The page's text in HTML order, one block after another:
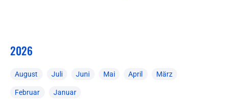
2026
August Juli Juni Mai April März
Februar Januar